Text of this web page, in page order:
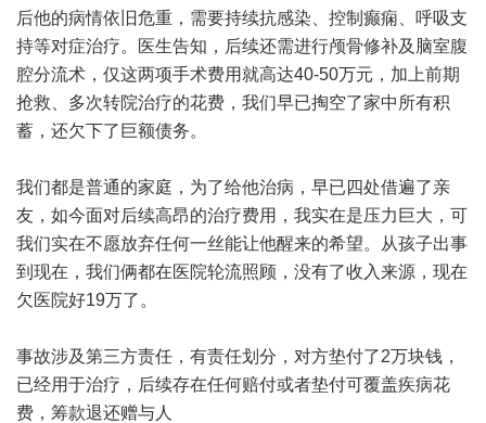
后他的病情依旧危重，需要持续抗感染、控制癫痫、呼吸支
持等对症治疗。医生告知，后续还需进行颅骨修补及脑室腹
腔分流术，仅这两项手术费用就高达40-50万元，加上前期
抢救、多次转院治疗的花费，我们早已掏空了家中所有积
蓄，还欠下了巨额债务。
我们都是普通的家庭，为了给他治病，早已四处借遍了亲
友，如今面对后续高昂的治疗费用，我实在是压力巨大，可
我们实在不愿放弃任何一丝能让他醒来的希望。从孩子出事
到现在，我们俩都在医院轮流照顾，没有了收入来源，现在
欠医院好19万了。
事故涉及第三方责任，有责任划分，对方垫付了2万块钱，
已经用于治疗，后续存在任何赔付或者垫付可覆盖疾病花
费，筹款退还赠与人